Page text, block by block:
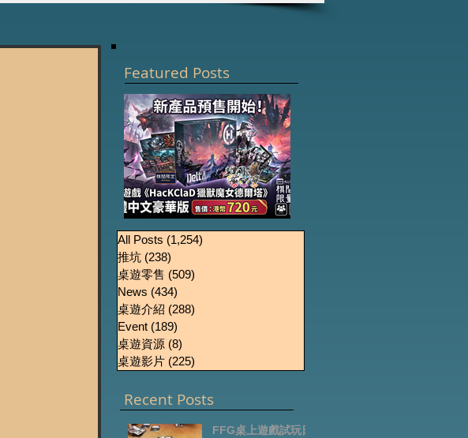
Featured Posts
《HacKClaD獵獸魔女
德爾塔》繁體中文豪
華版開放預售
All Posts (1,254)
推坑 (238)
桌遊零售 (509)
News (434)
桌遊介紹 (288)
Event (189)
桌遊資源 (8)
桌遊影片 (225)
Recent Posts
FFG桌上遊戲試玩日